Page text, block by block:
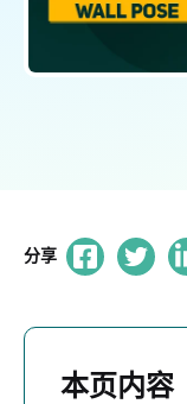
分享
本页内容